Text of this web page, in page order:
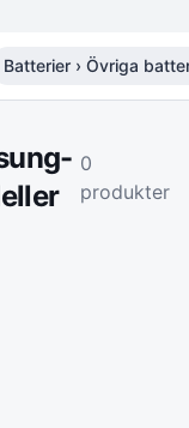
Batterier › Övriga
0
produkter